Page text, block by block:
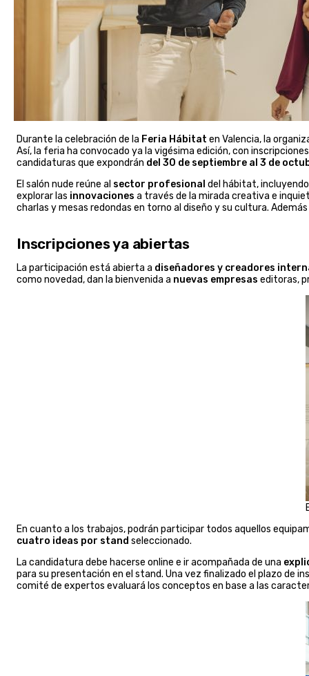
Durante la celebración de la Feria Hábitat en Valencia, la
Así, la feria ha convocado ya la vigésima edición, con
candidaturas que expondrán del 30 de septiembre al 3 de
El salón nude reúne al sector profesional del hábitat,
explorar las innovaciones a través de la mirada creativa e
charlas y mesas redondas en torno al diseño y su cultura.
Inscripciones ya abiertas
La participación está abierta a diseñadores y creadores
como novedad, dan la bienvenida a nuevas empresas editoras,
En cuanto a los trabajos, podrán participar todos aquellos
cuatro ideas por stand seleccionado.
La candidatura debe hacerse online e ir acompañada de una
para su presentación en el stand. Una vez finalizado el plazo de
comité de expertos evaluará los conceptos en base a las